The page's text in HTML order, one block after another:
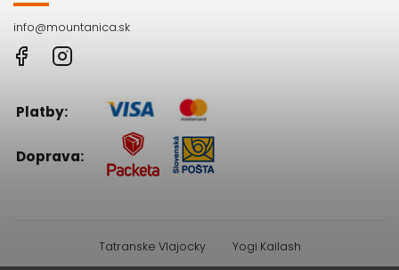
info@mountanica.sk
Facebook
Platby:
Doprava:
Tatranske Vlajocky Yogi Kailash